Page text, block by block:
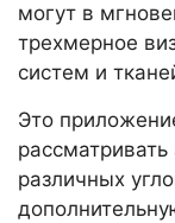
могут в
трехмерное
систем и
Это
различных